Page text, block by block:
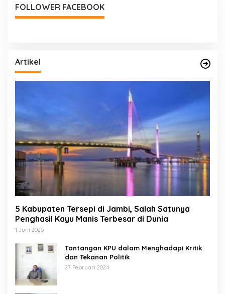
FOLLOWER FACEBOOK
Artikel
5 Kabupaten Tersepi di Jambi, Salah Satunya
Penghasil Kayu Manis Terbesar di Dunia
1 Juni 2025
Tantangan KPU dalam Menghadapi Kritik
dan Tekanan Politik
27 Februari 2024